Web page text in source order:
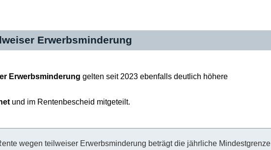
Erwerbsminderung
Erwerbsminderung gelten seit 2023 ebenfalls deutlich höhere
und im Rentenbescheid mitgeteilt.
wegen teilweiser Erwerbsminderung beträgt die jährliche Mindestgrenze